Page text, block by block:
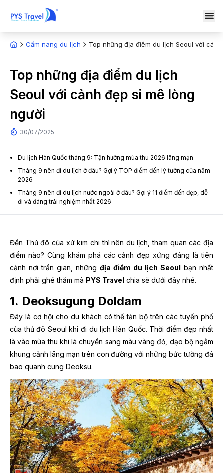
Cẩm nang du lịch Top những địa điểm du lịch Seoul với
Top những địa điểm du lịch
Seoul với cảnh đẹp si mê lòng
người
30/07/2025
Du lịch Hàn Quốc tháng 9: Tận hưởng mùa thu 2026 lãng mạn
Tháng 9 nên đi du lịch ở đâu? Gợi ý TOP điểm đến lý tưởng của năm
2026
Tháng 9 nên đi du lịch nước ngoài ở đâu? Gợi ý 11 điểm đến đẹp, dễ
đi và đáng trải nghiệm nhất 2026
Đến Thủ đô của xứ kim chi thì nên du lịch, tham quan các địa
điểm nào? Cùng khám phá các cảnh đẹp xứng đáng là tiên
cảnh nơi trần gian, nhữngđịa điểm du lịch Seoul bạn nhất
định phải ghé thăm mà PYS Travel chia sẽ dưới đây nhé.
1. Deoksugung Doldam
Đây là cơ hội cho du khách có thể tản bộ trên các tuyến phố
của thủ đô Seoul khi đi du lịch Hàn Quốc. Thời điểm đẹp nhất
là vào mùa thu khi lá chuyển sang màu vàng đỏ, dạo bộ ngắm
khung cảnh lãng mạn trên con đường với những bức tường đá
bao quanh cung Deoksu.